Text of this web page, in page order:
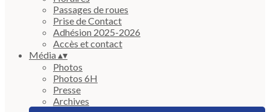
Passages de roues
Prise de Contact
Adhésion 2025-2026
Accès et contact
Média▴▾
Photos
Photos 6H
Presse
Archives